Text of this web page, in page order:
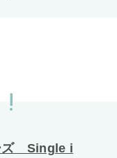
ズ Single i